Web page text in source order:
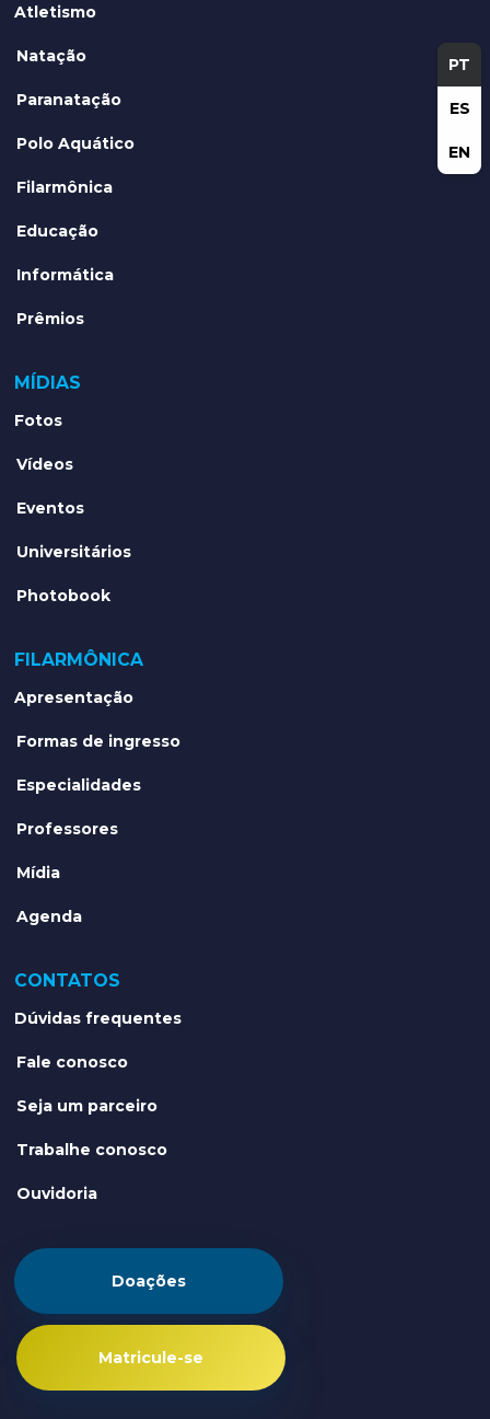
PT
ES
EN
Atletismo
Natação
Paranatação
Polo Aquático
Filarmônica
Educação
Informática
Prêmios
MÍDIAS
Fotos
Vídeos
Eventos
Universitários
Photobook
FILARMÔNICA
Apresentação
Formas de ingresso
Especialidades
Professores
Mídia
Agenda
CONTATOS
Dúvidas frequentes
Fale conosco
Seja um parceiro
Trabalhe conosco
Ouvidoria
Doações
Matricule-se